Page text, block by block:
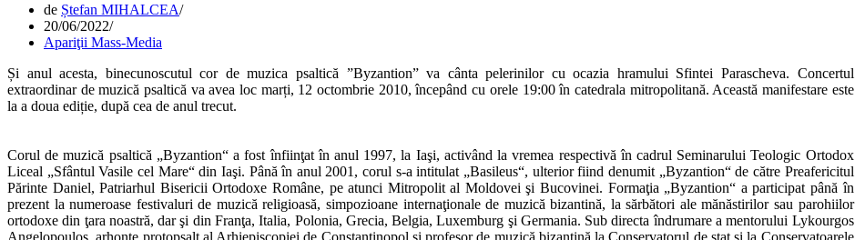
de Ștefan MIHALCEA
20/06/2022
Apariţii Mass-Media
Și anul acesta, binecunoscutul cor de muzica psaltică ”Byzantion” va cânta pelerinilor cu ocazia hramului Sfintei Parascheva. Concertul
extraordinar de muzică psaltică va avea loc marți, 12 octombrie 2010, începând cu orele 19:00 în catedrala mitropolitană. Această manifestare este
la a doua ediție, după cea de anul trecut.
Corul de muzică psaltică „Byzantion“ a fost înfiinţat în anul 1997, la Iaşi, activând la vremea respectivă în cadrul Seminarului Teologic Ortodox
Liceal „Sfântul Vasile cel Mare“ din Iaşi. Până în anul 2001, corul s-a intitulat „Basileus“, ulterior fiind denumit „Byzantion“ de către Preafericitul
Părinte Daniel, Patriarhul Bisericii Ortodoxe Române, pe atunci Mitropolit al Moldovei şi Bucovinei. Formaţia „Byzantion“ a participat până în
prezent la numeroase festivaluri de muzică religioasă, simpozioane internaţionale de muzică bizantină, la sărbători ale mănăstirilor sau parohiilor
ortodoxe din ţara noastră, dar şi din Franţa, Italia, Polonia, Grecia, Belgia, Luxemburg şi Germania. Sub directa îndrumare a mentorului Lykourgos
Angelopoulos, arhonte protopsalt al Arhiepiscopiei de Constantinopol şi profesor de muzică bizantină la Conservatorul de stat şi la Conservatoarele